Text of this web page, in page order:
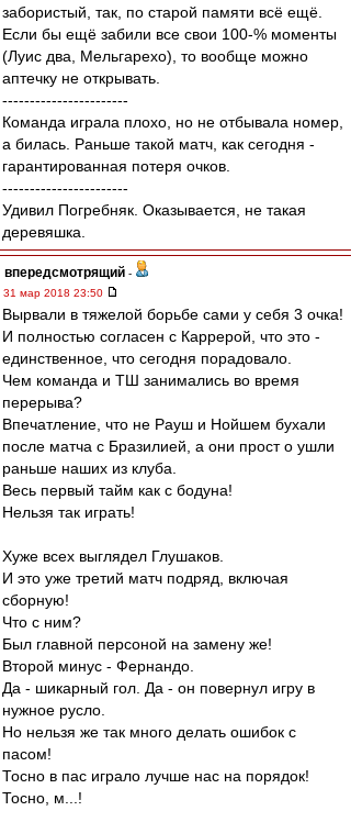
забористый, так, по старой памяти всё ещё.
Если бы ещё забили все свои 100-% моменты
(Луис два, Мельгарехо), то вообще можно
аптечку не открывать.
-----------------------
Команда играла плохо, но не отбывала номер,
а билась. Раньше такой матч, как сегодня -
гарантированная потеря очков.
-----------------------
Удивил Погребняк. Оказывается, не такая
деревяшка.
впередсмотрящий -
31 мар 2018 23:50
Вырвали в тяжелой борьбе сами у себя 3 очка!
И полностью согласен с Каррерой, что это -
единственное, что сегодня порадовало.
Чем команда и ТШ занимались во время
перерыва?
Впечатление, что не Рауш и Нойшем бухали
после матча с Бразилией, а они прост о ушли
раньше наших из клуба.
Весь первый тайм как с бодуна!
Нельзя так играть!
Хуже всех выглядел Глушаков.
И это уже третий матч подряд, включая
сборную!
Что с ним?
Был главной персоной на замену же!
Второй минус - Фернандо.
Да - шикарный гол. Да - он повернул игру в
нужное русло.
Но нельзя же так много делать ошибок с
пасом!
Тосно в пас играло лучше нас на порядок!
Тосно, м...!